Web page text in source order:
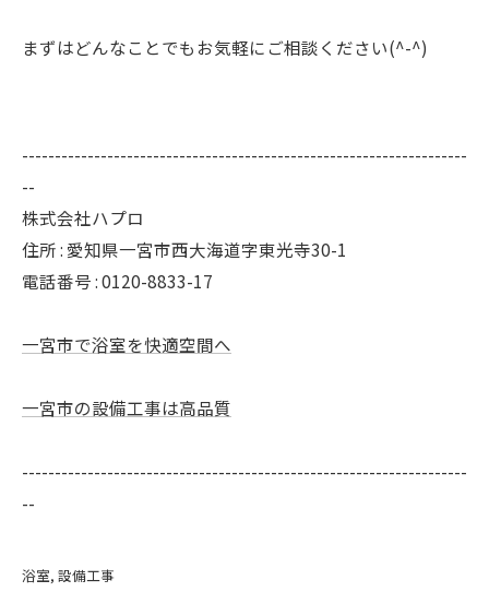
まずはどんなことでもお気軽にご相談ください(^-^)
--------------------------------------------------------------------
--
株式会社ハプロ
住所 : 愛知県一宮市西大海道字東光寺30-1
電話番号 : 0120-8833-17
一宮市で浴室を快適空間へ
一宮市の設備工事は高品質
--------------------------------------------------------------------
--
浴室 設備工事